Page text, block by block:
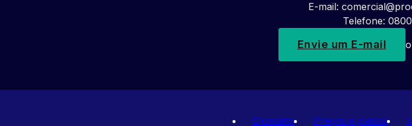
E-mail:
Telefone:
Envie um E-mail
Glossário Preços e planos